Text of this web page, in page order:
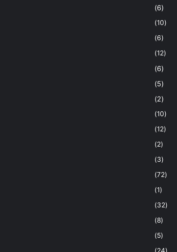
(6)
(10)
(6)
(12)
(6)
(5)
(2)
(10)
(12)
(2)
(3)
(72)
(1)
(32)
(8)
(5)